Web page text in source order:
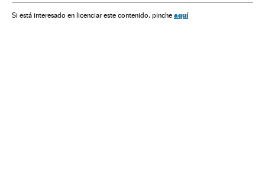
Si está interesado en licenciar este contenido, pinche aquí